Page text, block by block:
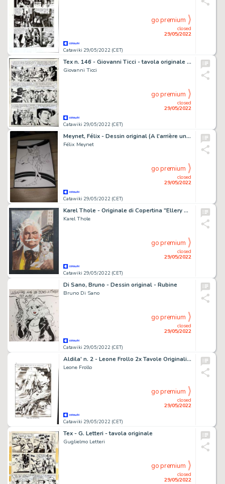
Catawiki 29/05/2022 (CET)
closed
29/05/2022
go premium
Tex n. 146 - Giovanni Ticci - tavola originale - Page volante
Giovanni Ticci
Catawiki 29/05/2022 (CET)
closed
29/05/2022
go premium
Meynet, Félix - Dessin original (A l'arrière une esquisse) - Hommage Golden city par Meynet (Les Éternels / Double M / Fanfoué) - Page volante
Félix Meynet
Catawiki 29/05/2022 (CET)
closed
29/05/2022
go premium
Karel Thole - Originale di Copertina "Ellery Queen" - Page volante - Exemplaire unique
Karel Thole
Catawiki 29/05/2022 (CET)
closed
29/05/2022
go premium
Di Sano, Bruno - Dessin original - Rubine
Bruno Di Sano
Catawiki 29/05/2022 (CET)
closed
29/05/2022
go premium
Aldila' n. 2 - Leone Frollo 2x Tavole Originali Full Page "la testa di Orfeo" e Altro - Page volante - Exemplaire unique - (1979)
Leone Frollo
Catawiki 29/05/2022 (CET)
closed
29/05/2022
go premium
Tex - G. Letteri - tavola originale
Guglielmo Letteri
closed
29/05/2022
go premium